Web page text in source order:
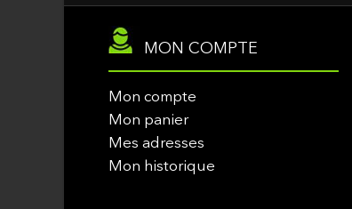
MON COMPTE
Mon compte
Mon panier
Mes adresses
Mon historique